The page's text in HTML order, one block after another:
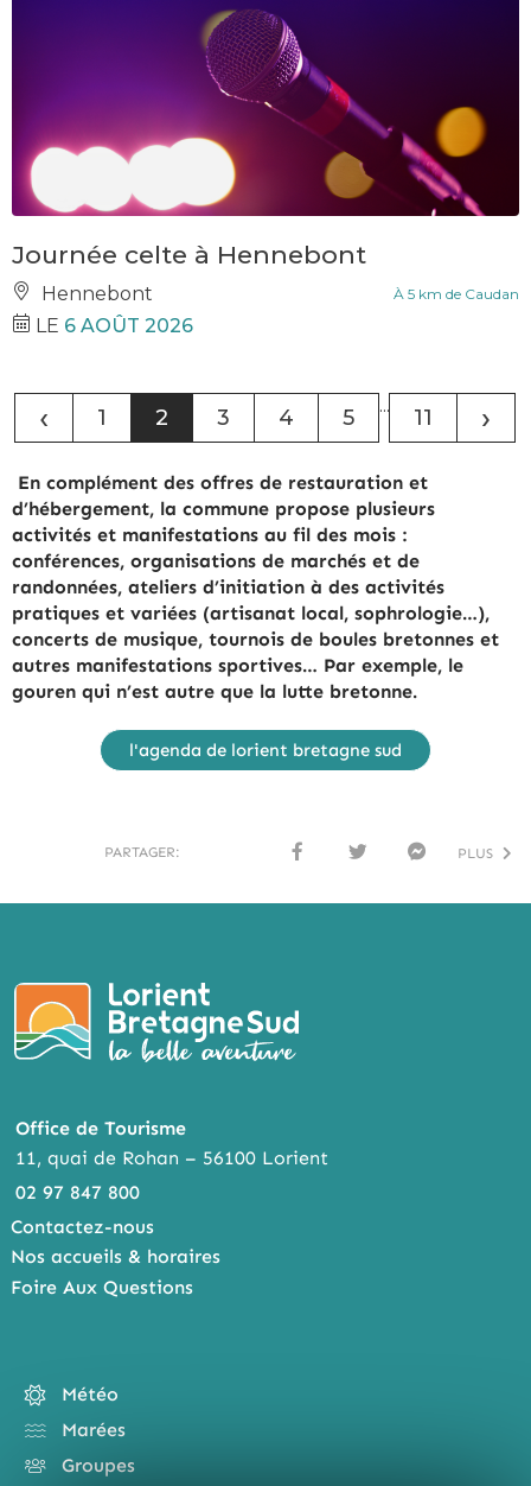
Journée celte à Hennebont
Hennebont À 5 km de Caudan
LE 6 AOÛT 2026
‹ 1 2 3 4 5 ... 11 ›
En complément des offres de restauration et
d’hébergement, la commune propose plusieurs
activités et manifestations au fil des mois :
conférences, organisations de marchés et de
randonnées, ateliers d’initiation à des activités
pratiques et variées (artisanat local, sophrologie…),
concerts de musique, tournois de boules bretonnes et
autres manifestations sportives… Par exemple, le
gouren qui n’est autre que la lutte bretonne.
l'agenda de lorient bretagne sud
PARTAGER:
PLUS
Office de Tourisme
11, quai de Rohan – 56100 Lorient
02 97 847 800
Contactez-nous
Nos accueils & horaires
Foire Aux Questions
Météo
Marées
Groupes